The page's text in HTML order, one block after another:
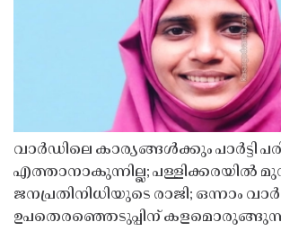
വാർഡിലെ കാര്യങ്ങൾക്കും പാർട്ടി
എത്താനാകുന്നില്ല; പള്ളിക്കരയിൽ
ജനപ്രതിനിധിയുടെ രാജി; ഒന്നാം
ഉപതെരഞ്ഞെടുപ്പിന്